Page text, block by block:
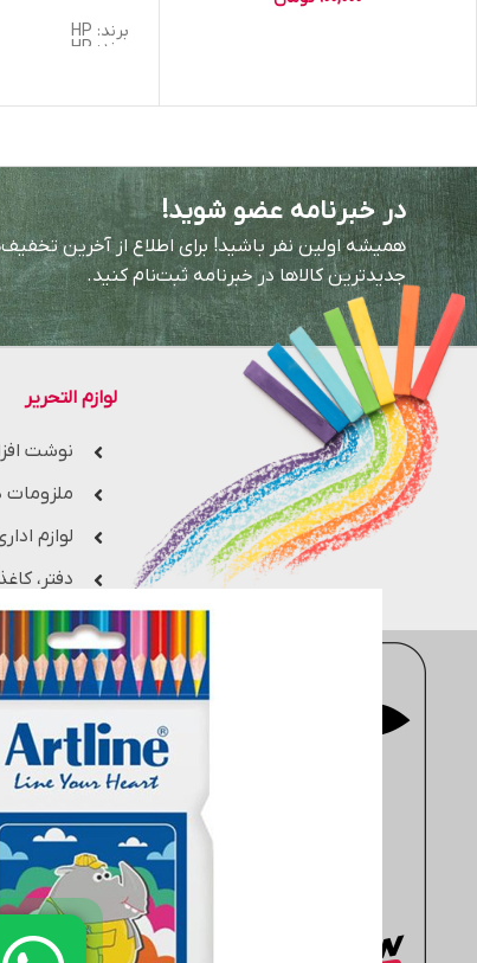
برند: HP
طول:
طول: ۴۲ سانتی متر
عرض:
عرض: ۲۹٫۷ سانتی متر
ضخامت: ۱۲۵ و ۱۵۰ میکرون
در خبرنامه عضو شوید!
همیشه اولین نفر باشید! برای اطلاع از آخرین
جدیدترین کالاها در خبرنامه ثبت‌نام کنید.
لوازم التحریر
نوشت
لوازم
دفتر،
فروشگاه اینترنتی
جزء یکی از بزرگ ترین
مهندسی، معماری، هنری،
انتخاب کنید. سایت
البته به خریداران این
دفتر مرکزی: انتهاي
02188402803
02188431569